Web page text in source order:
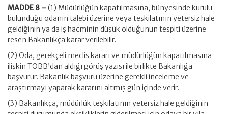
MADDE 8 –(1) Müdürlüğün kapatılmasına, bünyesinde kurulu
bulunduğu odanın talebi üzerine veya teşkilatının yetersiz hale
geldiğinin ya da iş hacminin düşük olduğunun tespiti üzerine
resen Bakanlıkça karar verilebilir.
(2) Oda, gerekçeli meclis kararı ve müdürlüğün kapatılmasına
ilişkin TOBB’dan aldığı görüş yazısı ile birlikte Bakanlığa
başvurur. Bakanlık başvuru üzerine gerekli inceleme ve
araştırmayı yaparak kararını altmış gün içinde verir.
(3) Bakanlıkça, müdürlük teşkilatının yetersiz hale geldiğinin